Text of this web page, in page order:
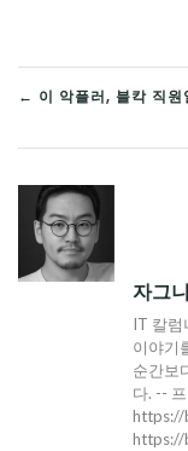
글
탐
색
← 이 악플러, 블칵 직원
자그니
IT 칼럼
이야기
순간보
다. --
https://
https://